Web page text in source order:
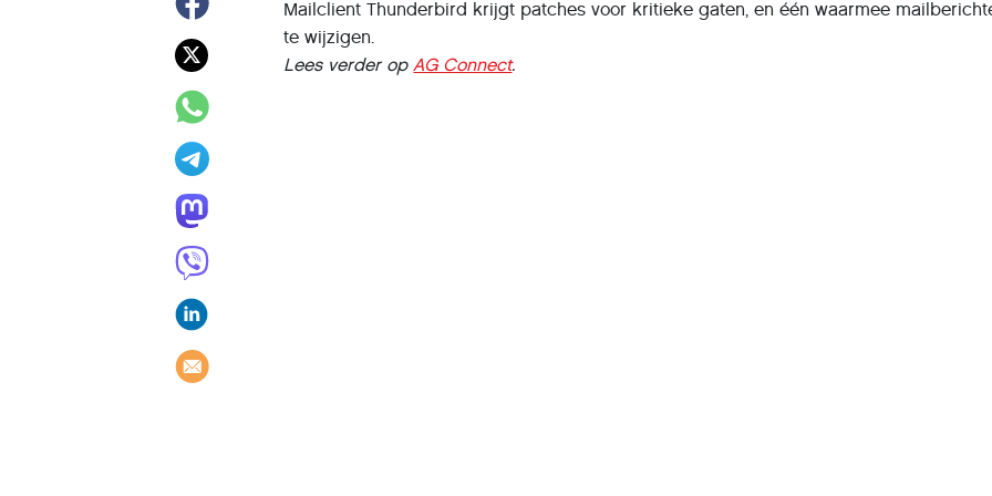
Mailclient Thunderbird krijgt patches voor kritieke gaten, en één waarmee
te wijzigen.
Lees verder opAG Connect.